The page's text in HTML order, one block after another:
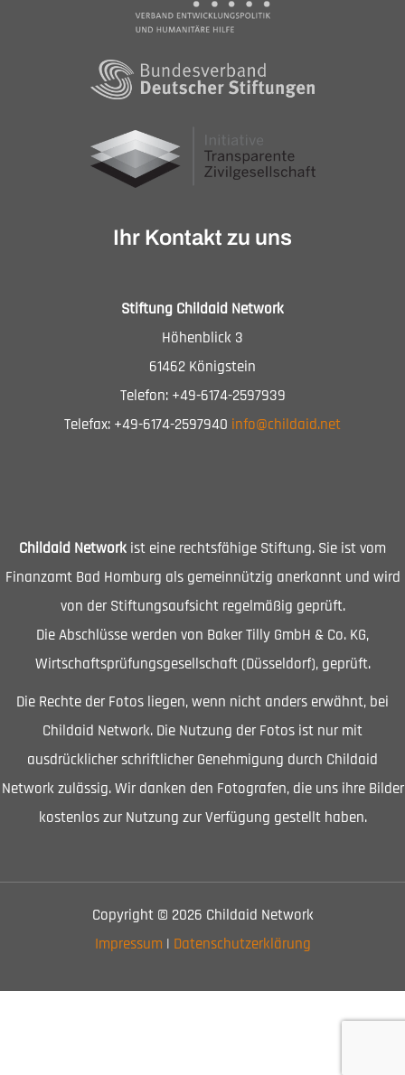
Ihr Kontakt zu uns
Stiftung Childaid Network
Höhenblick 3
61462 Königstein
Telefon: +49-6174-2597939
Telefax: +49-6174-2597940 info@childaid.net
Childaid Network ist eine rechtsfähige Stiftung. Sie ist vom
Finanzamt Bad Homburg als gemeinnützig anerkannt und wird
von der Stiftungsaufsicht regelmäßig geprüft.
Die Abschlüsse werden von Baker Tilly GmbH & Co. KG,
Wirtschaftsprüfungsgesellschaft (Düsseldorf), geprüft.
Die Rechte der Fotos liegen, wenn nicht anders erwähnt, bei
Childaid Network. Die Nutzung der Fotos ist nur mit
ausdrücklicher schriftlicher Genehmigung durch Childaid
Network zulässig. Wir danken den Fotografen, die uns ihre Bilder
kostenlos zur Nutzung zur Verfügung gestellt haben.
Copyright © 2026 Childaid Network
Impressum | Datenschutzerklärung